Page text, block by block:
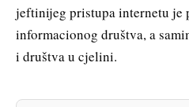
jeftinijeg pristupa internetu je
informacionog društva, a
i društva u cjelini.